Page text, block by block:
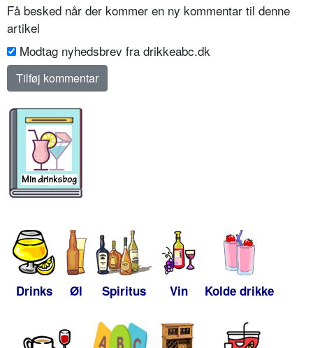
Få besked når der kommer en ny kommentar til denne
artikel
Modtag nyhedsbrev fra drikkeabc.dk
Drinks Øl Spiritus Vin Kolde drikke